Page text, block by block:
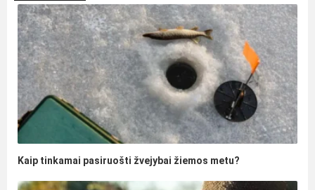
Kaip tinkamai pasiruošti žvejybai žiemos metu?